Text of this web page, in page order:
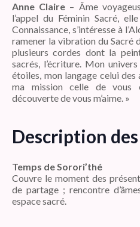
Anne Claire – Âme
l’appel du Féminin Sacré,
Connaissance, s’intéresse à
ramener la vibration du Sacré
plusieurs cordes dont la
sacrés, l’écriture. Mon
étoiles, mon langage celui
ma mission celle de vous
découverte de vous m’aime. »
Description
Temps de Sorori’thé
Couvre le moment des
de partage ; rencontre
espace sacré.